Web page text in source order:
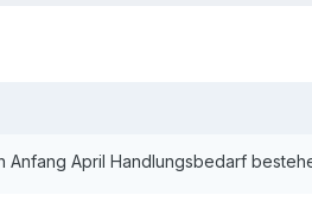
Anfang April Handlungsbedarf